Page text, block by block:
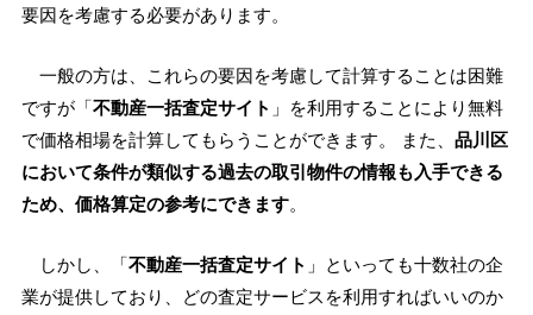
要因を考慮する必要があります。
一般の方は、これらの要因を考慮して計算することは困難
ですが「不動産一括査定サイト 」を利用することにより無料
で価格相場を計算してもらうことができます。 また、 品川区
において条件が類似する過去の取引物件の情報も入手できる
ため、価格算定の参考にできます。
しかし、「不動産一括査定サイト 」といっても十数社の企
業が提供しており、どの査定サービスを利用すればいいのか